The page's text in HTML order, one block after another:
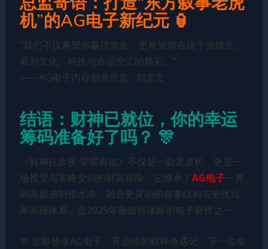
机”的AG电子新纪元 🏮
“我们不仅希望你赢得奖金，更希望你在这个游戏里，
看到文化、科技与命运交汇的精彩。”
——AG电子内容创意总监 · 刘彦文
结语：财神已就位，你的幸运
筹码准备好了吗？ 🎊
《财神狂欢夜·荣耀再临》不仅是一款老虎机，更是一
场视觉与策略交织的财富探险。它继承了AG电子一贯
的高质感制作水准，融合更灵动的叙事结构与更优玩
家回报体系，是2025年最值得体验的电子新作之一。
🎊 立即登录AG电子，开启你的财神奇遇记，下一位幸